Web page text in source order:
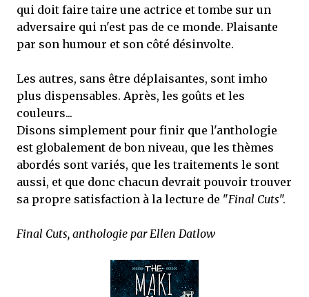
qui doit faire taire une actrice et tombe sur un
adversaire qui n'est pas de ce monde. Plaisante
par son humour et son côté désinvolte.
Les autres, sans être déplaisantes, sont imho
plus dispensables. Après, les goûts et les
couleurs...
Disons simplement pour finir que l'anthologie
est globalement de bon niveau, que les thèmes
abordés sont variés, que les traitements le sont
aussi, et que donc chacun devrait pouvoir trouver
sa propre satisfaction à la lecture de "Final Cuts".
Final Cuts, anthologie par Ellen Datlow